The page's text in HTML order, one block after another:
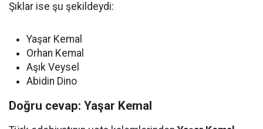
Şıklar ise şu şekildeydi:
Yaşar Kemal
Orhan Kemal
Aşık Veysel
Abidin Dino
Doğru cevap: Yaşar Kemal